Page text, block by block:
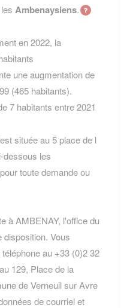
Ambenaysiens.
en 2022, la
une augmentation de
(465 habitants).
7 habitants entre 2021
située au 5 place de l
dessous les
toute demande ou
à AMBENAY, l'office du
Vous
au +33 (0)2 32
129, Place de la
de Verneuil sur Avre
de courriel et